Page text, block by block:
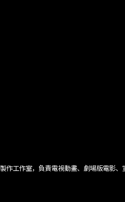
作工作室，負責電視動畫、劇場版電影、